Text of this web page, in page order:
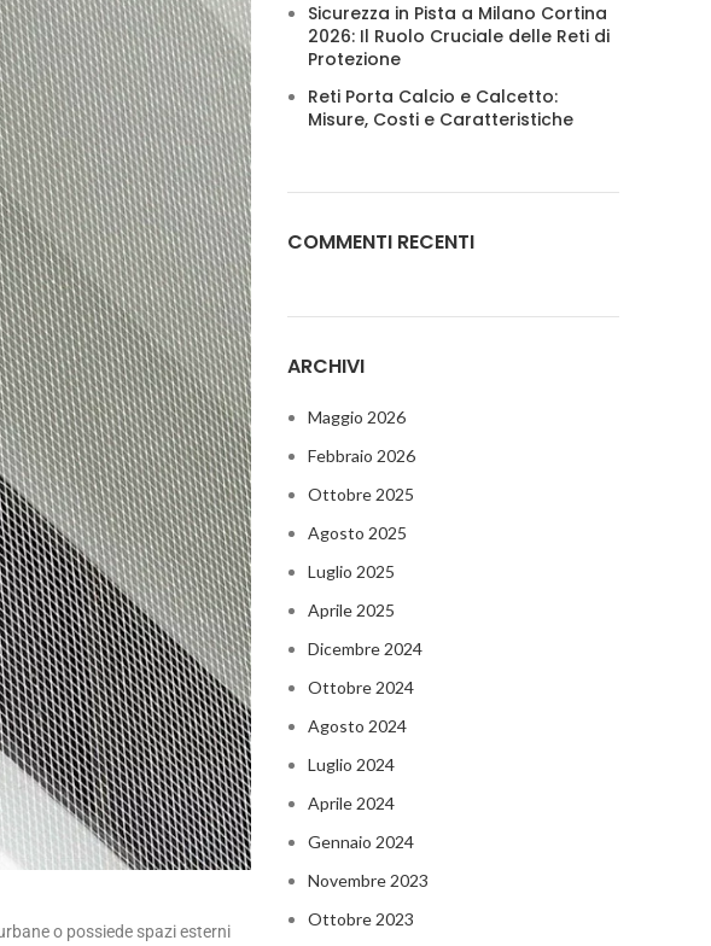
o possiede spazi esterni
Sicurezza in Pista a Milano Cortina
2026: Il Ruolo Cruciale delle Reti di
Protezione
Reti Porta Calcio e Calcetto:
Misure, Costi e Caratteristiche
COMMENTI RECENTI
ARCHIVI
Maggio 2026
Febbraio 2026
Ottobre 2025
Agosto 2025
Luglio 2025
Aprile 2025
Dicembre 2024
Ottobre 2024
Agosto 2024
Luglio 2024
Aprile 2024
Gennaio 2024
Novembre 2023
Ottobre 2023